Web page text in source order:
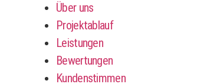
Über uns
Projektablauf
Leistungen
Bewertungen
Kundenstimmen